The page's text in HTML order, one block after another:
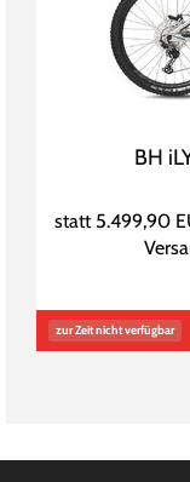
BH
statt 5.499,90
zur Zeit nicht verfügbar